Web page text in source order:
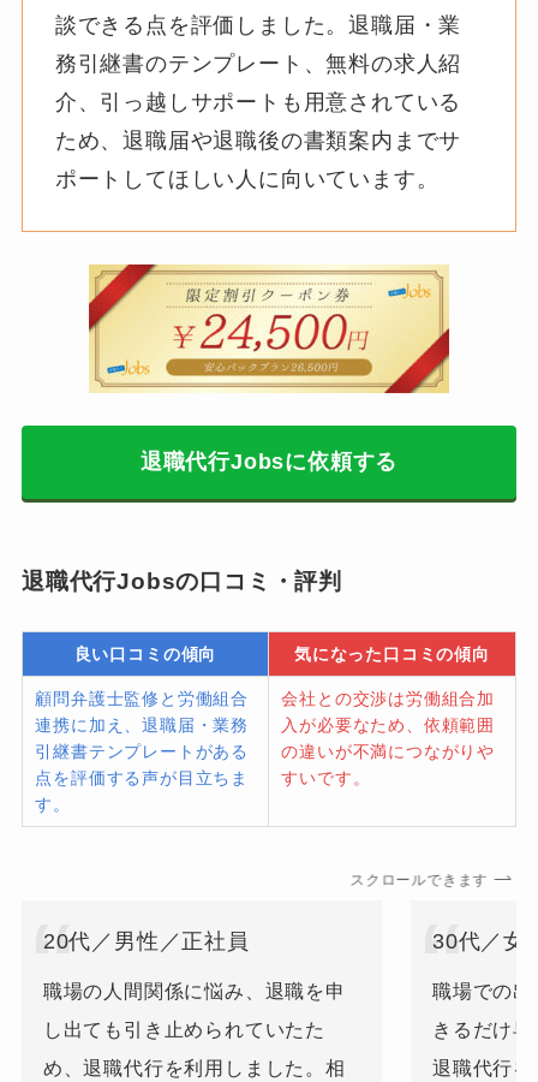
談できる点を評価しました。退職届・業
務引継書のテンプレート、無料の求人紹
介、引っ越しサポートも用意されている
ため、退職届や退職後の書類案内までサ
ポートしてほしい人に向いています。
退職代行Jobsに依頼する
退職代行Jobsの口コミ・評判
良い口コミの傾向 気になった口コミの傾向
顧問弁護士監修と労働組合
連携に加え、退職届・業務
引継書テンプレートがある
点を評価する声が目立ちま
す。
会社との交渉は労働組合加
入が必要なため、依頼範囲
の違いが不満につながりや
すいです。
スクロールできます
20代／男性／正社員
職場の人間関係に悩み、退職を申
し出ても引き止められていたた
め、退職代行を利用しました。相
30代／女
職場での
きるだけ
退職代行